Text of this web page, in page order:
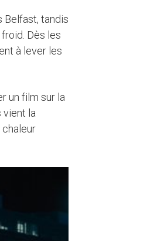
Belfast, tandis
Dès les
à lever les
un film sur la
vient la
chaleur